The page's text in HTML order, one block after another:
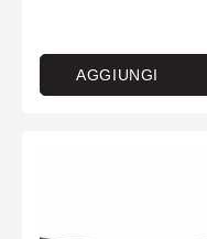
AGGIUNGI